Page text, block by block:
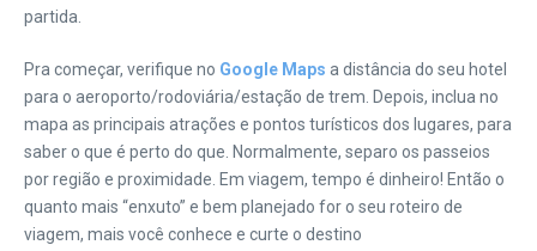
partida.
Pra começar, verifique no Google Maps a distância do seu hotel
para o aeroporto/rodoviária/estação de trem. Depois, inclua no
mapa as principais atrações e pontos turísticos dos lugares, para
saber o que é perto do que. Normalmente, separo os passeios
por região e proximidade. Em viagem, tempo é dinheiro! Então o
quanto mais “enxuto” e bem planejado for o seu roteiro de
viagem, mais você conhece e curte o destino